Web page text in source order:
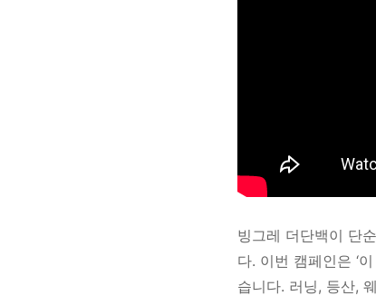
빙그레 더단백이 단
다. 이번 캠페인은 ‘
습니다. 러닝, 등산,